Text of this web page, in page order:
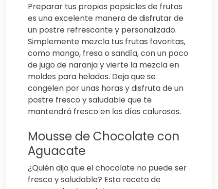
Preparar tus propios popsicles de frutas
es una excelente manera de disfrutar de
un postre refrescante y personalizado.
Simplemente mezcla tus frutas favoritas,
como mango, fresa o sandía, con un poco
de jugo de naranja y vierte la mezcla en
moldes para helados. Deja que se
congelen por unas horas y disfruta de un
postre fresco y saludable que te
mantendrá fresco en los días calurosos.
Mousse de Chocolate con
Aguacate
¿Quién dijo que el chocolate no puede ser
fresco y saludable? Esta receta de